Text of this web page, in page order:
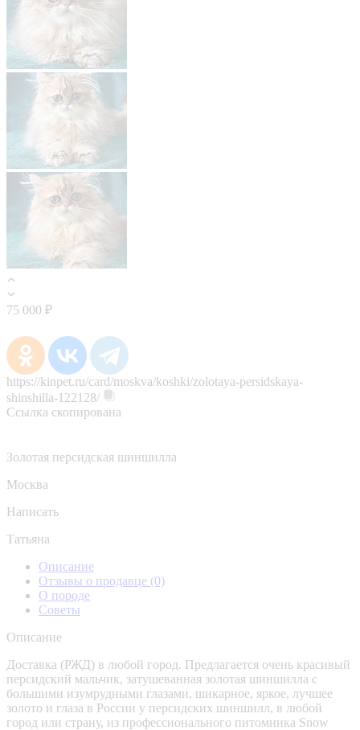
75 000 ₽
https://kinpet.ru/card/moskva/koshki/zolotaya-persidskaya-
shinshilla-122128/
Ссылка скопирована
Золотая персидская шиншилла
Москва
Написать
Татьяна
Описание
Отзывы о продавце (0)
О породе
Советы
Описание
Доставка (РЖД) в любой город. Предлагается очень красивый
персидский мальчик, затушеванная золотая шиншилла с
большими изумрудными глазами, шикарное, яркое, лучшее
золото и глаза в России у персидских шиншилл, в любой
город или страну, из профессионального питомника Snow